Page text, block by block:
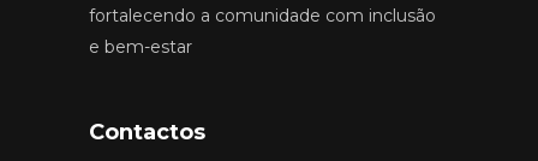
fortalecendo a comunidade com inclusão
e bem-estar
Contactos